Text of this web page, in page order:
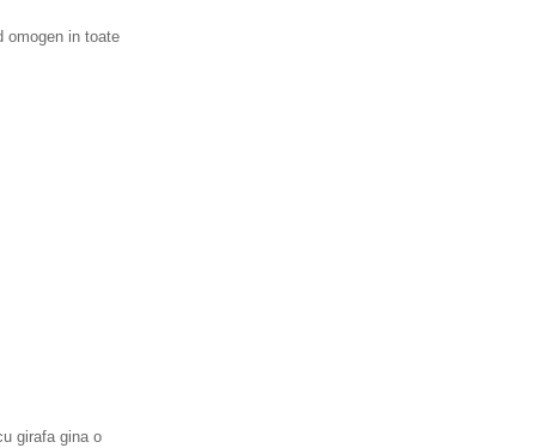
omogen in toate
girafa gina o